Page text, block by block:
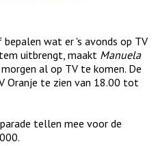
wat er 's avonds op TV
uitbrengt, maakt Manuela
al op TV te komen. De
Oranje te zien van 18.00 tot
tellen mee voor de